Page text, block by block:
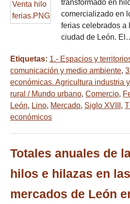
transformado en
comercializado en
ferias celebrados a
ciudad de León.
Etiquetas: 1.- Espacios y
comunicación y medio ambiente,
económicas. Agricultura industria
rural / Mundo urbano, Comercio,
León, Lino, Mercado, Siglo XVIII ,
económicos
Totales anuales de
hilos e hilazas en
mercados de León